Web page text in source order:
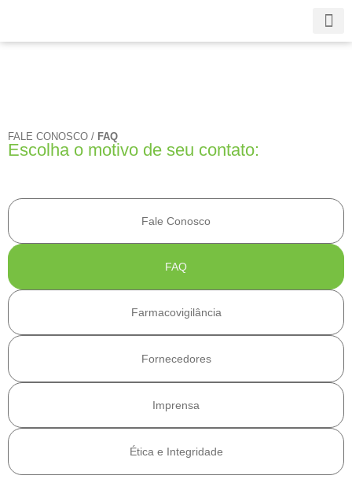
FALE CONOSCO / FAQ
Escolha o motivo de seu contato:
Fale Conosco
FAQ
Farmacovigilância
Fornecedores
Imprensa
Ética e Integridade